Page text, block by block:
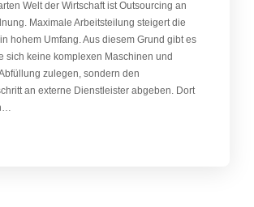
Welt der Wirtschaft ist Outsourcing an
Maximale Arbeitsteilung steigert die
hohem Umfang. Aus diesem Grund gibt es
sich keine komplexen Maschinen und
zulegen, sondern den
an externe Dienstleister abgeben. Dort